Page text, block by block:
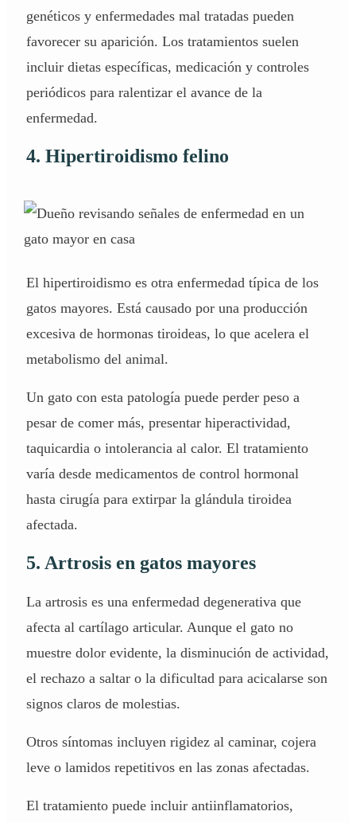
genéticos y enfermedades mal tratadas pueden
favorecer su aparición. Los tratamientos suelen
incluir dietas específicas, medicación y controles
periódicos para ralentizar el avance de la
enfermedad.
4. Hipertiroidismo felino
El hipertiroidismo es otra enfermedad típica de los
gatos mayores. Está causado por una producción
excesiva de hormonas tiroideas, lo que acelera el
metabolismo del animal.
Un gato con esta patología puede perder peso a
pesar de comer más, presentar hiperactividad,
taquicardia o intolerancia al calor. El tratamiento
varía desde medicamentos de control hormonal
hasta cirugía para extirpar la glándula tiroidea
afectada.
5. Artrosis en gatos mayores
La artrosis es una enfermedad degenerativa que
afecta al cartílago articular. Aunque el gato no
muestre dolor evidente, la disminución de actividad,
el rechazo a saltar o la dificultad para acicalarse son
signos claros de molestias.
Otros síntomas incluyen rigidez al caminar, cojera
leve o lamidos repetitivos en las zonas afectadas.
El tratamiento puede incluir antiinflamatorios,